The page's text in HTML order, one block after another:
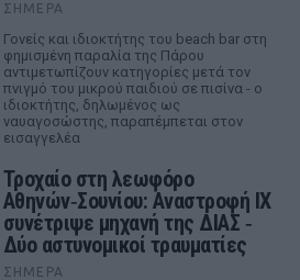
ΣΉΜΕΡΑ
Γονείς και ιδιοκτήτης του beach bar στη
φημισμένη παραλία της Πάρου
αντιμετωπίζουν κατηγορίες μετά τον
πνιγμό του μικρού παιδιού σε πισίνα - ο
ιδιοκτήτης, δηλωμένος ως
ναυαγοσώστης, παραπέμπεται στον
εισαγγελέα
Τροχαίο στη λεωφόρο
Αθηνών‑Σουνίου: Αναστροφή ΙΧ
συνέτριψε μηχανή της ΔΙΑΣ ‑
Δύο αστυνομικοί τραυματίες
ΣΉΜΕΡΑ